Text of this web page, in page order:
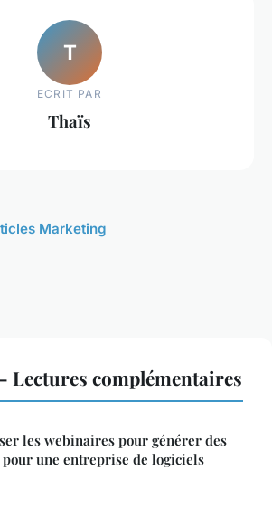
T
ECRIT PAR
Thaïs
Marketing
complémentaires
les webinaires pour générer des
une entreprise de logiciels